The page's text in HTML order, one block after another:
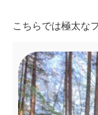
こちらでは極太な